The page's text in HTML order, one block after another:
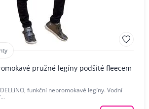
pružné legíny podšité fleecem
funkční nepromokavé legíny. Vodní
…